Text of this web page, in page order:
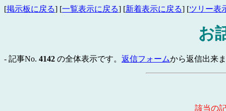
[掲示板に戻る] [一覧表示に戻る] [新着表示に戻る] [ツリー表
お
- 記事No. 4142 の全体表示です。 返信フォームから返信出来
該当の